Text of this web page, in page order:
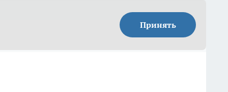
Принять